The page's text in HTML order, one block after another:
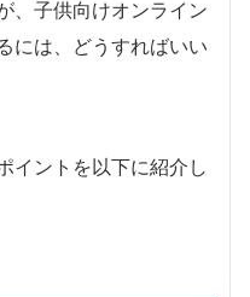
、子供向けオンライン
には、どうすればいい
イントを以下に紹介し